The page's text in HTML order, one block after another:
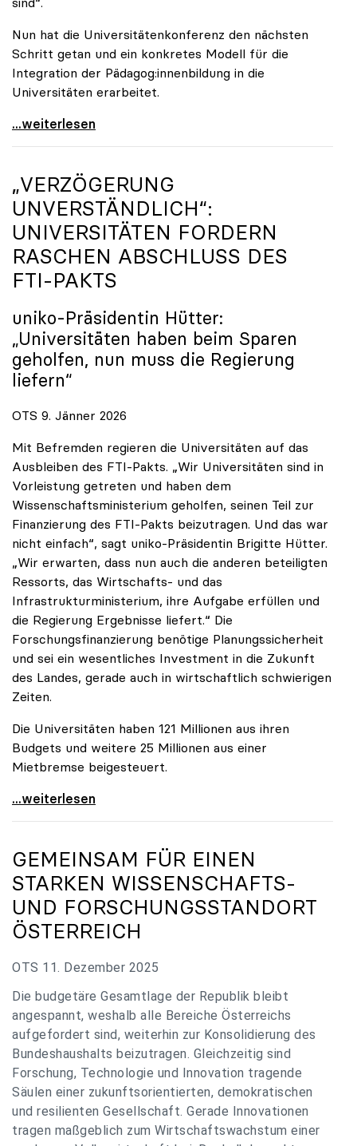
Nun hat die Universitätenkonferenz den nächsten
Schritt getan und ein konkretes Modell für die
Integration der Pädagog:innenbildung in die
Universitäten erarbeitet.
Schools of Education an den Universitäten: Für
...weiterlesen
„VERZÖGERUNG
UNVERSTÄNDLICH“:
UNIVERSITÄTEN FORDERN
RASCHEN ABSCHLUSS DES
FTI-PAKTS
uniko-Präsidentin Hütter:
„Universitäten haben beim Sparen
geholfen, nun muss die Regierung
liefern“
OTS 9. Jänner 2026
Mit Befremden regieren die Universitäten auf das
Ausbleiben des FTI-Pakts. „Wir Universitäten sind in
Vorleistung getreten und haben dem
Wissenschaftsministerium geholfen, seinen Teil zur
Finanzierung des FTI-Pakts beizutragen. Und das war
nicht einfach“, sagt uniko-Präsidentin Brigitte Hütter.
„Wir erwarten, dass nun auch die anderen beteiligten
Ressorts, das Wirtschafts- und das
Infrastrukturministerium, ihre Aufgabe erfüllen und
die Regierung Ergebnisse liefert.“ Die
Forschungsfinanzierung benötige Planungssicherheit
und sei ein wesentliches Investment in die Zukunft
des Landes, gerade auch in wirtschaftlich schwierigen
Zeiten.
Die Universitäten haben 121 Millionen aus ihren
Budgets und weitere 25 Millionen aus einer
Mietbremse beigesteuert.
„Verzögerung unverständlich“: Universitäten
...weiterlesen
GEMEINSAM FÜR EINEN
STARKEN WISSENSCHAFTS-
UND FORSCHUNGSSTANDORT
ÖSTERREICH
OTS 11. Dezember 2025
Die budgetäre Gesamtlage der Republik bleibt
angespannt, weshalb alle Bereiche Österreichs
aufgefordert sind, weiterhin zur Konsolidierung des
Bundeshaushalts beizutragen. Gleichzeitig sind
Forschung, Technologie und Innovation tragende
Säulen einer zukunftsorientierten, demokratischen
und resilienten Gesellschaft. Gerade Innovationen
tragen maßgeblich zum Wirtschaftswachstum einer